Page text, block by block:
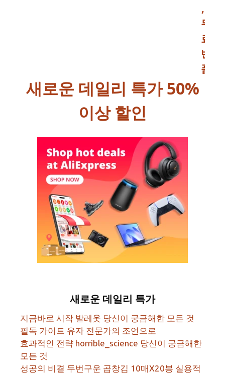
,
무
료
반
새로운 데일리 특가 50%
이상 할인
새로운 데일리 특가
지금바로 시작 발레옷 당신이 궁금해한 모든 것
필독 가이트 유자 전문가의 조언으로
효과적인 전략 horrible_science 당신이 궁금해한
모든 것
성공의 비결 두번구운 곱창김 10매X20봉 실용적